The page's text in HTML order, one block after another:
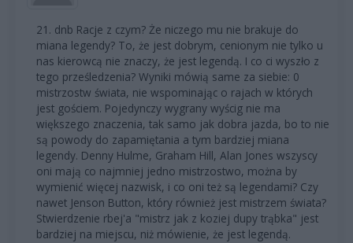
21. dnb Racje z czym? Że niczego mu nie brakuje do
miana legendy? To, że jest dobrym, cenionym nie tylko u
nas kierowcą nie znaczy, że jest legendą. I co ci wyszło z
tego prześledzenia? Wyniki mówią same za siebie: 0
mistrzostw świata, nie wspominając o rajach w których
jest gościem. Pojedynczy wygrany wyścig nie ma
większego znaczenia, tak samo jak dobra jazda, bo to nie
są powody do zapamiętania a tym bardziej miana
legendy. Denny Hulme, Graham Hill, Alan Jones wszyscy
oni mają co najmniej jedno mistrzostwo, można by
wymienić więcej nazwisk, i co oni też są legendami? Czy
nawet Jenson Button, który również jest mistrzem świata?
Stwierdzenie rbej'a "mistrz jak z koziej dupy trąbka" jest
bardziej na miejscu, niż mówienie, że jest legendą.